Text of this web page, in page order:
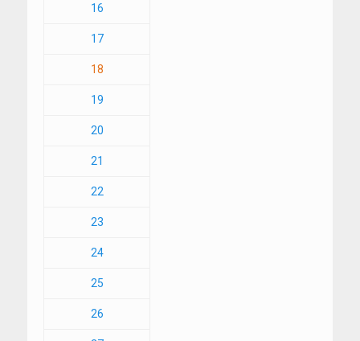
16
17
18
19
20
21
22
23
24
25
26